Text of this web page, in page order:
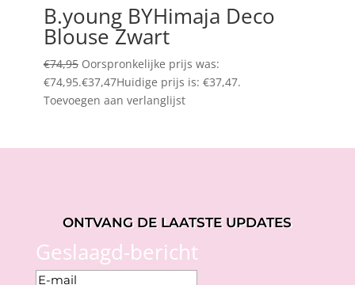
B.young BYHimaja Deco
Blouse Zwart
€74,95 Oorspronkelijke prijs was:
€74,95.€37,47Huidige prijs is: €37,47.
Toevoegen aan verlanglijst
ONTVANG DE LAATSTE UPDATES
Geslaagd-bericht